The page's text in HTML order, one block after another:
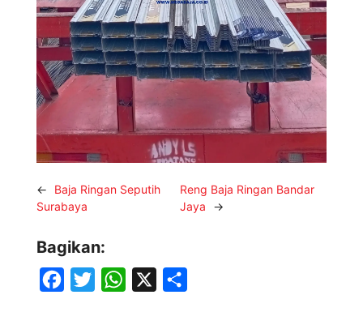
←
Baja Ringan Seputih
Surabaya
Reng Baja Ringan Bandar
Jaya
→
Bagikan: